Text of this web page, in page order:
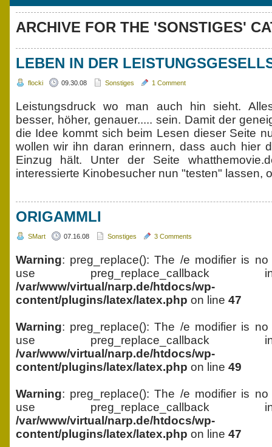
ARCHIVE FOR THE 'SONSTIGES'
LEBEN IN DER
flocki 09.30.08 Sonstiges 1 Comment
Leistungsdruck wo man auch hin sieht.
besser, höher, genauer..... sein. Damit der
die Idee kommt sich beim Lesen dieser Seite
wollen wir ihn daran erinnern, dass auch hier
Einzug hält. Unter der Seite
interessierte Kinobesucher nun "testen" lassen,
ORIGAMMLI
SMart 07.16.08 Sonstiges 3 Comments
Warning: preg_replace(): The /e modifier is
use
/var/www/virtual/narp.de/htdocs/wp-
content/plugins/latex/latex.php on line 47
Warning: preg_replace(): The /e modifier is
use
/var/www/virtual/narp.de/htdocs/wp-
content/plugins/latex/latex.php on line 49
Warning: preg_replace(): The /e modifier is
use
/var/www/virtual/narp.de/htdocs/wp-
content/plugins/latex/latex.php on line 47